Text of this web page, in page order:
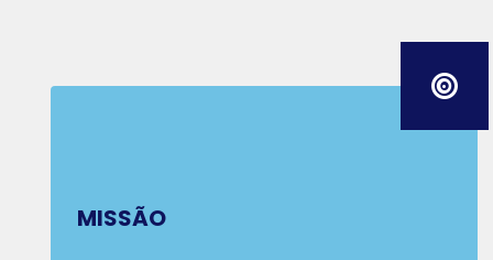
MISSÃO